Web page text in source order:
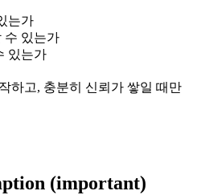
는가
수 있는가
있는가
하고, 충분히 신뢰가 쌓일 때만
(important)